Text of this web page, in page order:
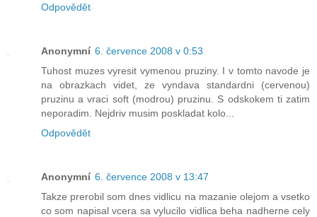
Odpovědět
Anonymní 6. července 2008 v 0:53
Tuhost muzes vyresit vymenou pruziny. I v tomto navode je
na obrazkach videt, ze vyndava standardni (cervenou)
pruzinu a vraci soft (modrou) pruzinu. S odskokem ti zatim
neporadim. Nejdriv musim poskladat kolo...
Odpovědět
Anonymní 6. července 2008 v 13:47
Takze prerobil som dnes vidlicu na mazanie olejom a vsetko
co som napisal vcera sa vylucilo vidlica beha nadherne cely